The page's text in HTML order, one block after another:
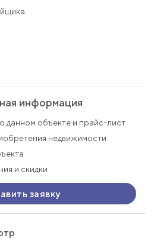
информация
данном объекте и прайс-лист
недвижимости
и скидки
заявку